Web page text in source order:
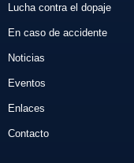
Lucha contra el dopaje
En caso de accidente
Noticias
Eventos
Enlaces
Contacto